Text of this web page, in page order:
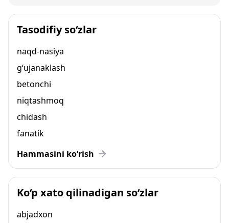
Tasodifiy so‘zlar
naqd-nasiya
g‘ujanaklash
betonchi
niqtashmoq
chidash
fanatik
Hammasini ko‘rish
Ko‘p xato qilinadigan so‘zlar
abjadxon